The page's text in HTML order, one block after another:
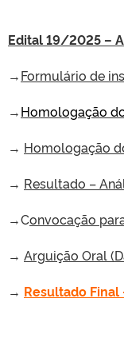
Edital 19/2025 –
→Formulário de
→Homologação
→ Homologação
→ Resultado –
→Convocação
→ Arguição Oral
→ Resultado